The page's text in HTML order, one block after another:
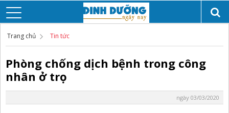
Trang chủ Tin tức
Phòng chống dịch bệnh trong công
nhân ở trọ
ngày 03/03/2020